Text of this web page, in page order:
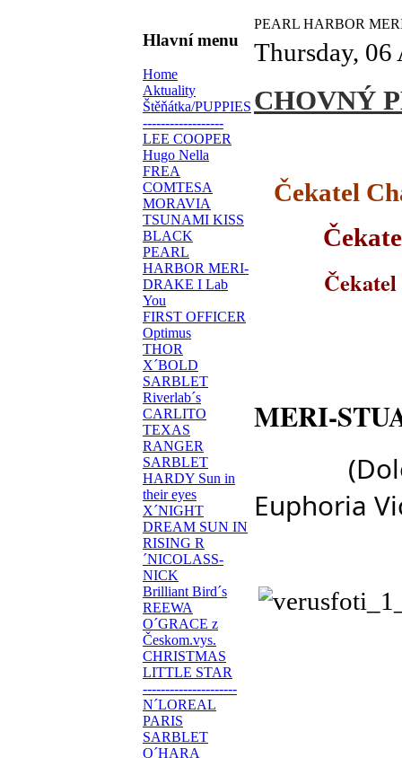
Hlavní menu
Home
Aktuality
Štěňátka/PUPPIES
------------------
LEE COOPER
Hugo Nella
FREA
COMTESA
MORAVIA
TSUNAMI KISS
BLACK
PEARL
HARBOR MERI-
DRAKE I Lab
You
FIRST OFFICER
Optimus
THOR
X´BOLD
SARBLET
Riverlab´s
CARLITO
TEXAS
RANGER
SARBLET
HARDY Sun in
their eyes
X´NIGHT
DREAM SUN IN
RISING R
´NICOLASS-
NICK
Brilliant Bird´s
REEWA
O´GRACE z
Českom.vys.
CHRISTMAS
LITTLE STAR
---------------------
N´LOREAL
PARIS
SARBLET
O´HARA
PEARL HARBOR
Thursday,
CHOVNÝ
Čekatel
Čekatel
MERI-
Euphoria